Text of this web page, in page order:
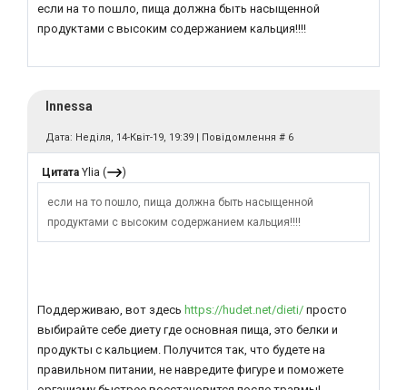
если на то пошло, пища должна быть насыщенной
продуктами с высоким содержанием кальция!!!!
Innessa
Дата: Неділя, 14-Квіт-19, 19:39 | Повідомлення # 6
Цитата Ylia ( )
если на то пошло, пища должна быть насыщенной
продуктами с высоким содержанием кальция!!!!
Поддерживаю, вот здесь https://hudet.net/dieti/ просто
выбирайте себе диету где основная пища, это белки и
продукты с кальцием. Получится так, что будете на
правильном питании, не навредите фигуре и поможете